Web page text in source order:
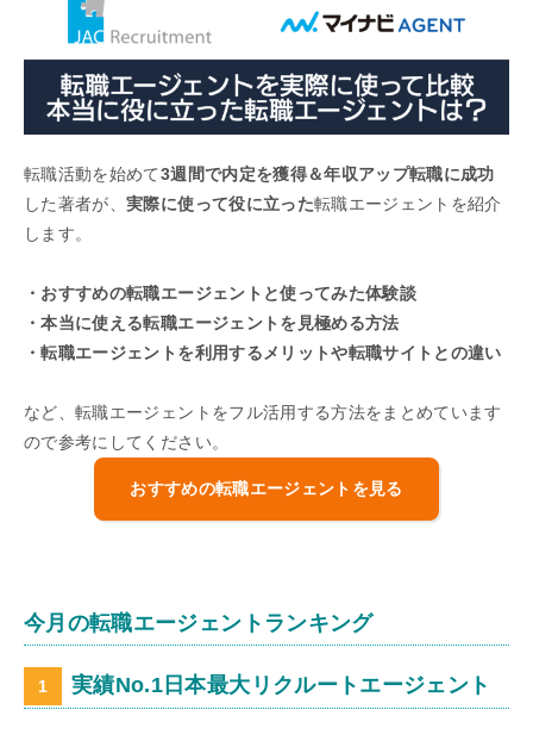
転職活動を始めて3週間で内定を獲得＆年収アップ転職に成功
した著者が、実際に使って役に立った転職エージェントを紹介
します。
・おすすめの転職エージェントと使ってみた体験談
・本当に使える転職エージェントを見極める方法
・転職エージェントを利用するメリットや転職サイトとの違い
など、転職エージェントをフル活用する方法をまとめています
ので参考にしてください。
おすすめの転職エージェントを見る
今月の転職エージェントランキング
実績No.1日本最大リクルートエージェント